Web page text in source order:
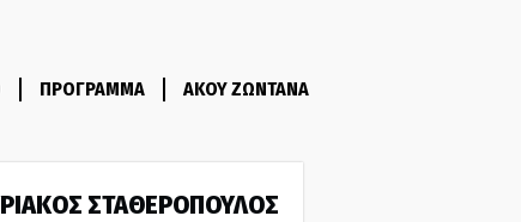
ΠΡΟΓΡΑΜΜΑ ΑΚΟΥ ΖΩΝΤΑΝΑ
ΣΤΑΘΕΡΟΠΟΥΛΟΣ